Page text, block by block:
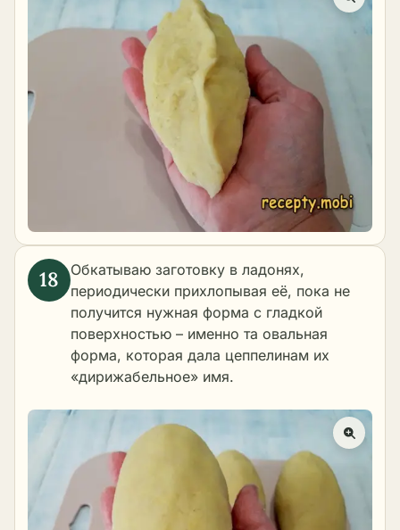
Обкатываю заготовку в ладонях,
периодически прихлопывая её, пока не
получится нужная форма с гладкой
поверхностью – именно та овальная
форма, которая дала цеппелинам их
«дирижабельное» имя.